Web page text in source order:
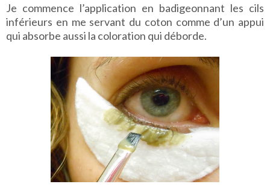
Je commence l’application en badigeonnant les cils
inférieurs en me servant du coton comme d’un appui
qui absorbe aussi la coloration qui déborde.